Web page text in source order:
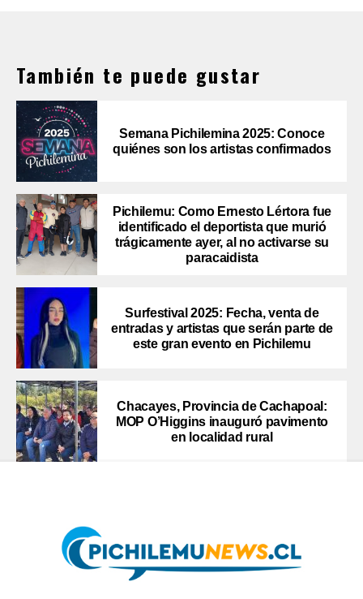
También te puede gustar
Semana Pichilemina 2025: Conoce
quiénes son los artistas confirmados
Pichilemu: Como Ernesto Lértora fue
identificado el deportista que murió
trágicamente ayer, al no activarse su
paracaidista
Surfestival 2025: Fecha, venta de
entradas y artistas que serán parte de
este gran evento en Pichilemu
Chacayes, Provincia de Cachapoal:
MOP O’Higgins inauguró pavimento
en localidad rural